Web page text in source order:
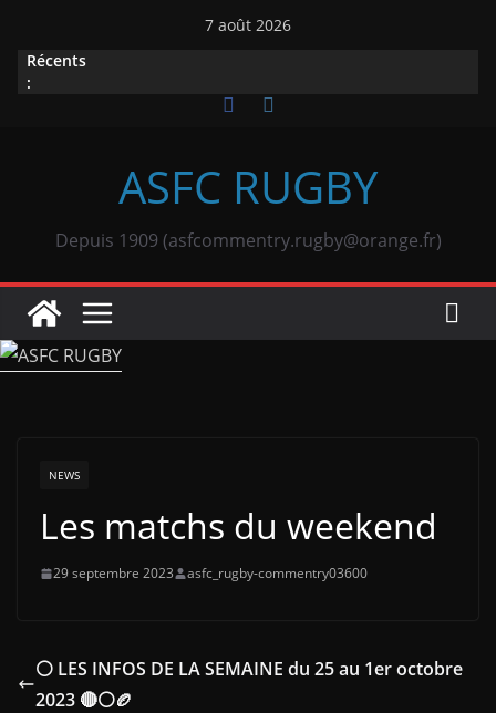
contenu
7 août 2026
Récents
:
ASFC RUGBY
Depuis 1909 (asfcommentry.rugby@orange.fr)
NEWS
Les matchs du weekend
29 septembre 2023 asfc_rugby-commentry03600
⚪ LES INFOS DE LA SEMAINE du 25 au 1er octobre
2023 🔴⚪🏉